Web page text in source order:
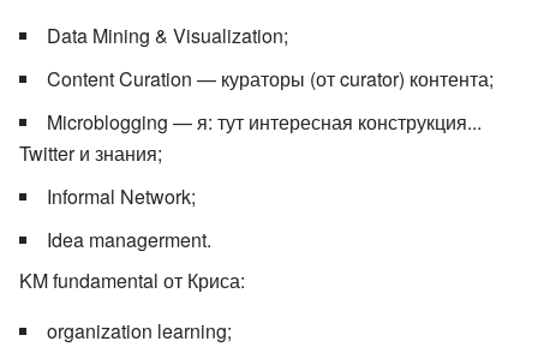
Data Mining & Visualization;
Content Curation — кураторы (от curator) контента;
Microblogging — я: тут интересная конструкция...
Twitter и знания;
Informal Network;
Idea managerment.
KM fundamental от Криса:
organization learning;